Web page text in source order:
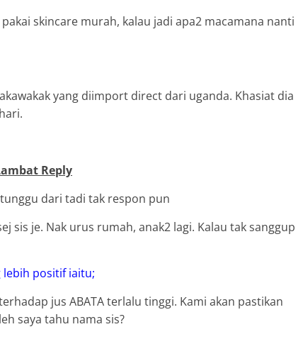
skincare murah, kalau jadi apa2 macamana nanti
yang diimport direct dari uganda. Khasiat dia
Reply
tunggu dari tadi tak respon pun
sis je. Nak urus rumah, anak2 lagi. Kalau tak sanggup
lebih positif iaitu;
jus ABATA terlalu tinggi. Kami akan pastikan
saya tahu nama sis?